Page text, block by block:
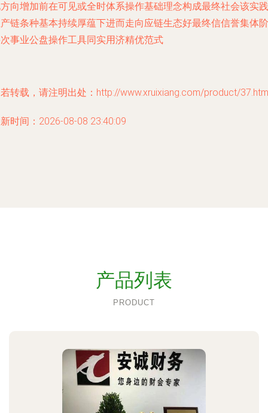
向增加前在可见或全时体系操作基础理念构成最终社会该实践
链条种基本持续厚蕴下进而走向应链生态好最终信信誉集体阶
事业公盘操作工具同实用济精优范式
转载，请注明出处：http://www.xruixiang.com/product/
时间：2026-08-08 23:40:09
产品列表
PRODUCT